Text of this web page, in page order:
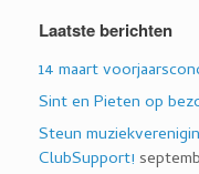
Laatste berichten
14 maart
Sint en Pieten op
Steun
ClubSupport!